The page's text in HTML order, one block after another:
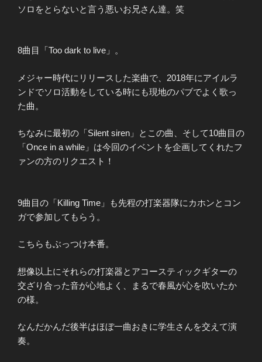
ソロをとらないと言う悪いお兄さん達。笑
8曲目「Too dark to live」。
メジャー時代にリリースした楽曲で、2018年にアイルラ
ンドでソロ活動をしている時にも現地のパブでよく歌っ
た曲。
ちなみに最初の「Silent siren」とこの曲、そして10曲目の
「Once in a while」は今回のイベントを企画してくれたフ
ァンの方のリクエスト！
9曲目の「Killing Time」も先程の打楽器隊にカホンとコン
ガで参加してもらう。
こちらもぶっつけ本番。
想像以上にそれらの打楽器とアコースティックギターの
交ざり合った音が心地よく、まるで春風が心を吹いたか
の様。
なんだかんだ後半はほぼ一曲おきに学生さんを交えて演
奏。